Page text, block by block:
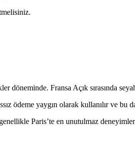
Fransa Açık sırasında
ödeme yaygın olarak kullanılır ve bu
Paris’te en unutulmaz